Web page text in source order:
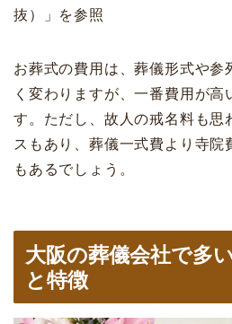
抜）」を参照
お葬式の費用は、葬儀形式や参
く変わりますが、一番費用が高
す。ただし、故人の戒名料も思
スもあり、葬儀一式費より寺院
もあるでしょう。
大阪の葬儀会社で多
と特徴